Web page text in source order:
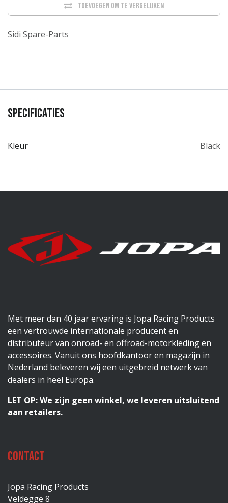
Toevoegen om te vergelijken
Sidi Spare-Parts
Specificaties
Kleur Black
Met meer dan 40 jaar ervaring is Jopa Racing Products
een vertrouwde internationale producent en
distributeur van onroad- en offroad-motorkleding en
accessoires. Vanuit ons hoofdkantoor en magazijn in
Nederland beleveren wij een uitgebreid netwerk van
dealers in heel Europa.
LET OP: We zijn geen winkel, we leveren uitsluitend
aan retailers.
Contact
Jopa Racing Products
Veldegge 8